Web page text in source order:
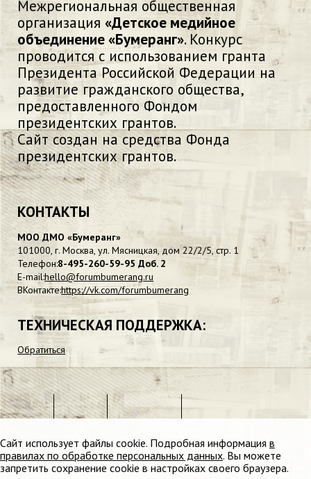
Межрегиональная общественная
организация «Детское медийное
объединение «Бумеранг». Конкурс
проводится с использованием гранта
Президента Российской Федерации на
развитие гражданского общества,
предоставленного Фондом
президентских грантов.
Сайт создан на средства Фонда
президентских грантов.
КОНТАКТЫ
МОО ДМО «Бумеранг»
101000, г. Москва, ул. Мясницкая, дом 22/2/5, стр. 1
Телефон:8-495-260-59-95 Доб. 2
E-mail:hello@forumbumerang.ru
ВКонтакте:https://vk.com/forumbumerang
ТЕХНИЧЕСКАЯ ПОДДЕРЖКА:
Обратиться
Сайт использует файлы cookie. Подробная информация в
правилах по обработке персональных данных. Вы можете
запретить сохранение cookie в настройках своего браузера.